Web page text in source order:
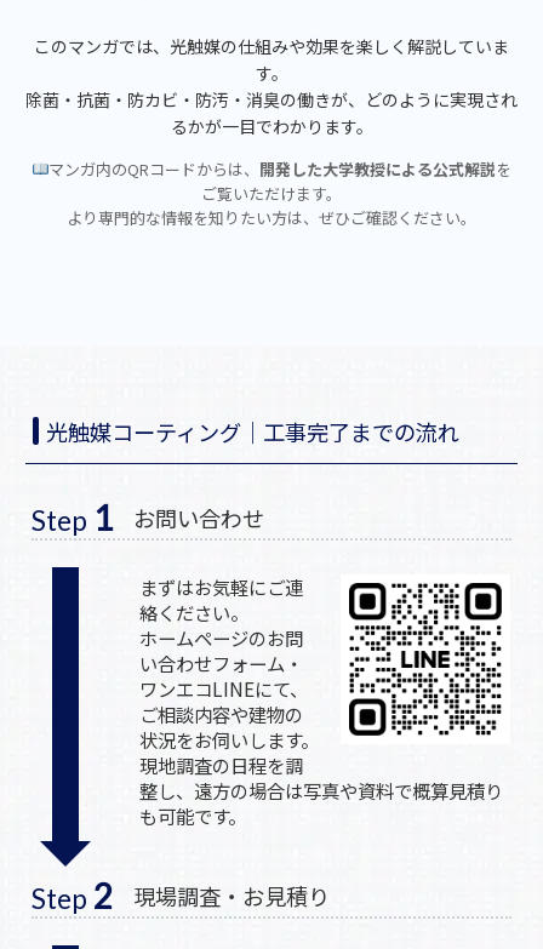
このマンガでは、光触媒の仕組みや効果を楽しく解説していま
す。
除菌・抗菌・防カビ・防汚・消臭の働きが、どのように実現され
るかが一目でわかります。
マンガ内のQRコードからは、 開発した大学教授による公式解説を
ご覧いただけます。
より専門的な情報を知りたい方は、ぜひご確認ください。
光触媒コーティング｜工事完了までの流れ
Step 1 お問い合わせ
まずはお気軽にご連
絡ください。
ホームページのお問
い合わせフォーム・
ワンエコLINEにて、
ご相談内容や建物の
状況をお伺いします。
現地調査の日程を調
整し、遠方の場合は写真や資料で概算見積り
も可能です。
Step 2 現場調査・お見積り